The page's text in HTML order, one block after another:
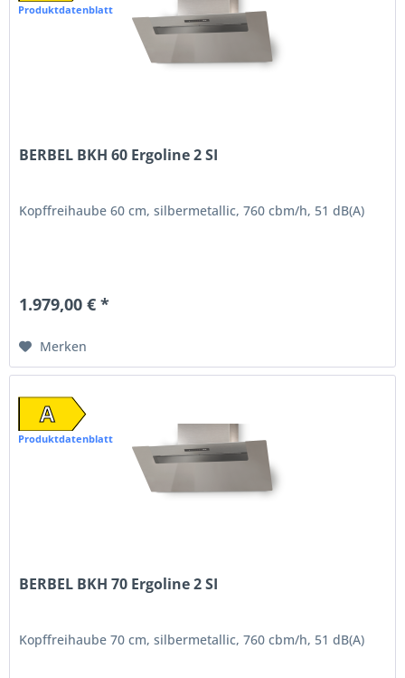
Produktdatenblatt
BERBEL BKH 60 Ergoline 2 SI
Kopffreihaube 60 cm, silbermetallic, 760 cbm/h, 51 dB(A)
1.979,00 € *
Merken
A
Produktdatenblatt
BERBEL BKH 70 Ergoline 2 SI
Kopffreihaube 70 cm, silbermetallic, 760 cbm/h, 51 dB(A)